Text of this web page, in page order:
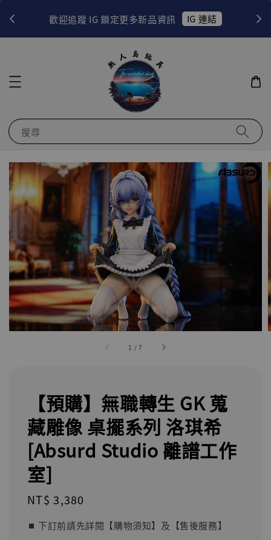
歡迎追蹤 IG 鎖定更多新品資訊 IG 連結
搜尋
1 /7
【預購】無職轉生 GK 蒐
藏雕像 桌擺系列 洛琪希
[Absurd Studio 離譜工作
室]
Regular
NT$ 3,380
⏹︎ 下訂前請先詳閱【購物須知】及【售後服務】